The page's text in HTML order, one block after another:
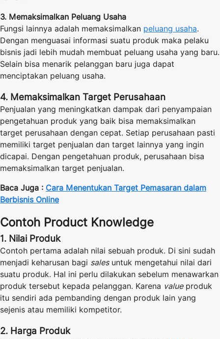
3. Memaksimalkan Peluang Usaha
Fungsi lainnya adalah memaksimalkan peluang usaha.
Dengan menguasai informasi suatu produk maka pelaku
bisnis jadi lebih mudah membuat peluang usaha yang baru.
Selain bisa menarik pelanggan baru juga dapat
menciptakan peluang usaha.
4. Memaksimalkan Target Perusahaan
Penjualan yang meningkatkan dampak dari penyampaian
pengetahuan produk yang baik bisa memaksimalkan
target perusahaan dengan cepat. Setiap perusahaan pasti
memiliki target penjualan dan target lainnya yang ingin
dicapai. Dengan pengetahuan produk, perusahaan bisa
memaksimalkan target penjualan.
Baca Juga : Cara Menentukan Target Pemasaran dalam
Berbisnis Online
Contoh Product Knowledge
1. Nilai Produk
Contoh pertama adalah nilai sebuah produk. Di sini sudah
menjadi keharusan bagi salesuntuk mengetahui nilai dari
suatu produk. Hal ini perlu dilakukan sebelum menawarkan
produk tersebut kepada pelanggan. Karena valueproduk
itu sendiri ada pembanding dengan produk lain yang
sejenis atau memiliki kompetitor.
2. Harga Produk